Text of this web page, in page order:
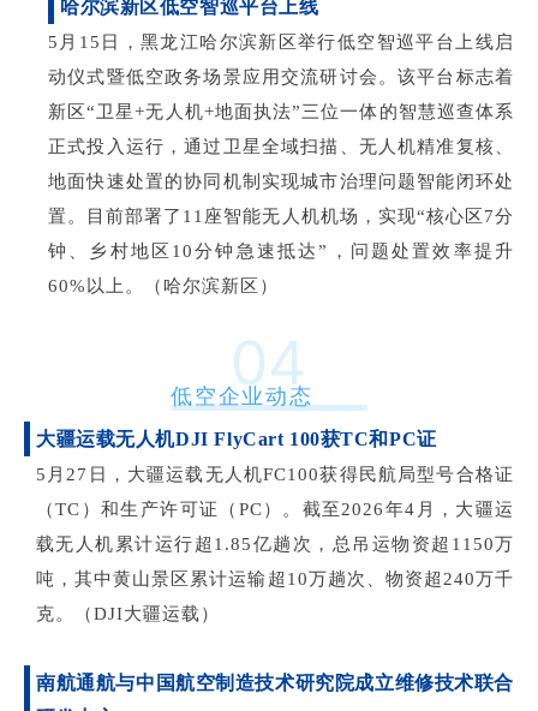
哈尔滨新区低空智巡平台上线
5月15日，黑龙江哈尔滨新区举行低空智巡平台上线启
动仪式暨低空政务场景应用交流研讨会。该平台标志着
新区“卫星+无人机+地面执法”三位一体的智慧巡查体系
正式投入运行，通过卫星全域扫描、无人机精准复核、
地面快速处置的协同机制实现城市治理问题智能闭环处
置。目前部署了11座智能无人机机场，实现“核心区7分
钟、乡村地区10分钟急速抵达”，问题处置效率提升
60%以上。（哈尔滨新区）
04
低空企业动态
大疆运载无人机DJI FlyCart 100获TC和PC证
5月27日，大疆运载无人机FC100获得民航局型号合格证
（TC）和生产许可证（PC）。截至2026年4月，大疆运
载无人机累计运行超1.85亿趟次，总吊运物资超1150万
吨，其中黄山景区累计运输超10万趟次、物资超240万千
克。（DJI大疆运载）
南航通航与中国航空制造技术研究院成立维修技术联合